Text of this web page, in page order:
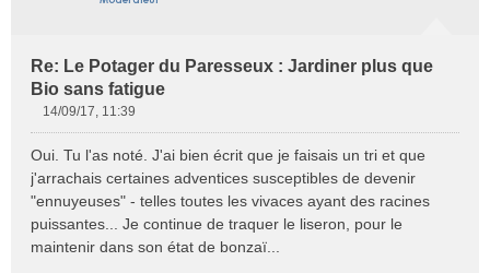
Re: Le Potager du Paresseux : Jardiner plus que
Bio sans fatigue
s
s
a
g
e
14/09/17, 11:39
Oui. Tu l'as noté. J'ai bien écrit que je faisais un tri et que
j'arrachais certaines adventices susceptibles de devenir
"ennuyeuses" - telles toutes les vivaces ayant des racines
puissantes... Je continue de traquer le liseron, pour le
maintenir dans son état de bonzaï...